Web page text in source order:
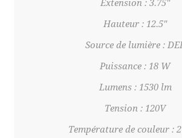
Extension : 3.75"
Hauteur : 12.5"
Source de lumière :
Puissance : 18 W
Lumens : 1530 lm
Tension : 120V
Température de couleur :